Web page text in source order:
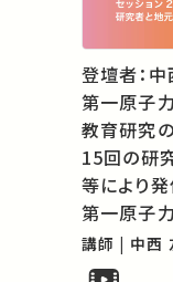
登壇者：中西友子 農学生命科
第一原子
教育研究
15回の研
等により
第一原子
ら、プロジ
集大成を
講師 | 中西